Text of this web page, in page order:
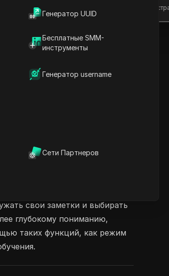
Генератор UUID
Бесплатные SMM-
инструменты
Генератор username
Сети Партнеров
Задайте вопросы об этой
свои заметки и выбирать
глубокому пониманию,
таких функций, как режим